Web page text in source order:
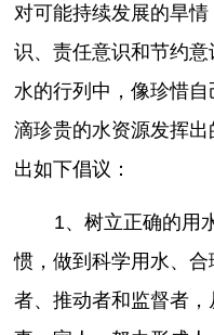
对可能持续发展的旱
识、责任意识和节约
水的行列中，像珍惜
滴珍贵的水资源发挥
出如下倡议：
1、树立正确的用
惯，做到科学用水、
者、推动者和监督者